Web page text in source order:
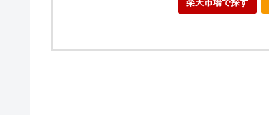
楽天市場で探す